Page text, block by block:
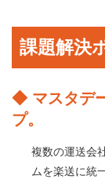
課題解決
◆ マスタデ
プ。
複数の運送会
ムを楽送に統